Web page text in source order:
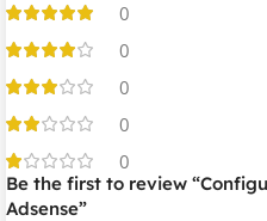
0
0
0
0
0
Be the first to review
Adsense”